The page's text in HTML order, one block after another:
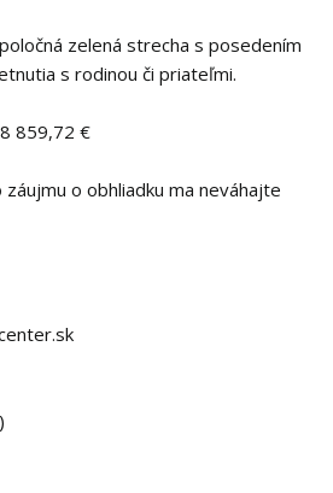
zelená strecha s posedením
s rodinou či priateľmi.
859,72 €
o obhliadku ma neváhajte